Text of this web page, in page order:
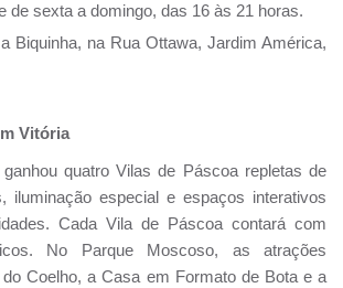
de sexta a domingo, das 16 às 21 horas.
Biquinha, na Rua Ottawa, Jardim América,
Vitória
quatro Vilas de Páscoa repletas de
iluminação especial e espaços interativos
Cada Vila de Páscoa contará com
No Parque Moscoso, as atrações
Coelho, a Casa em Formato de Bota e a